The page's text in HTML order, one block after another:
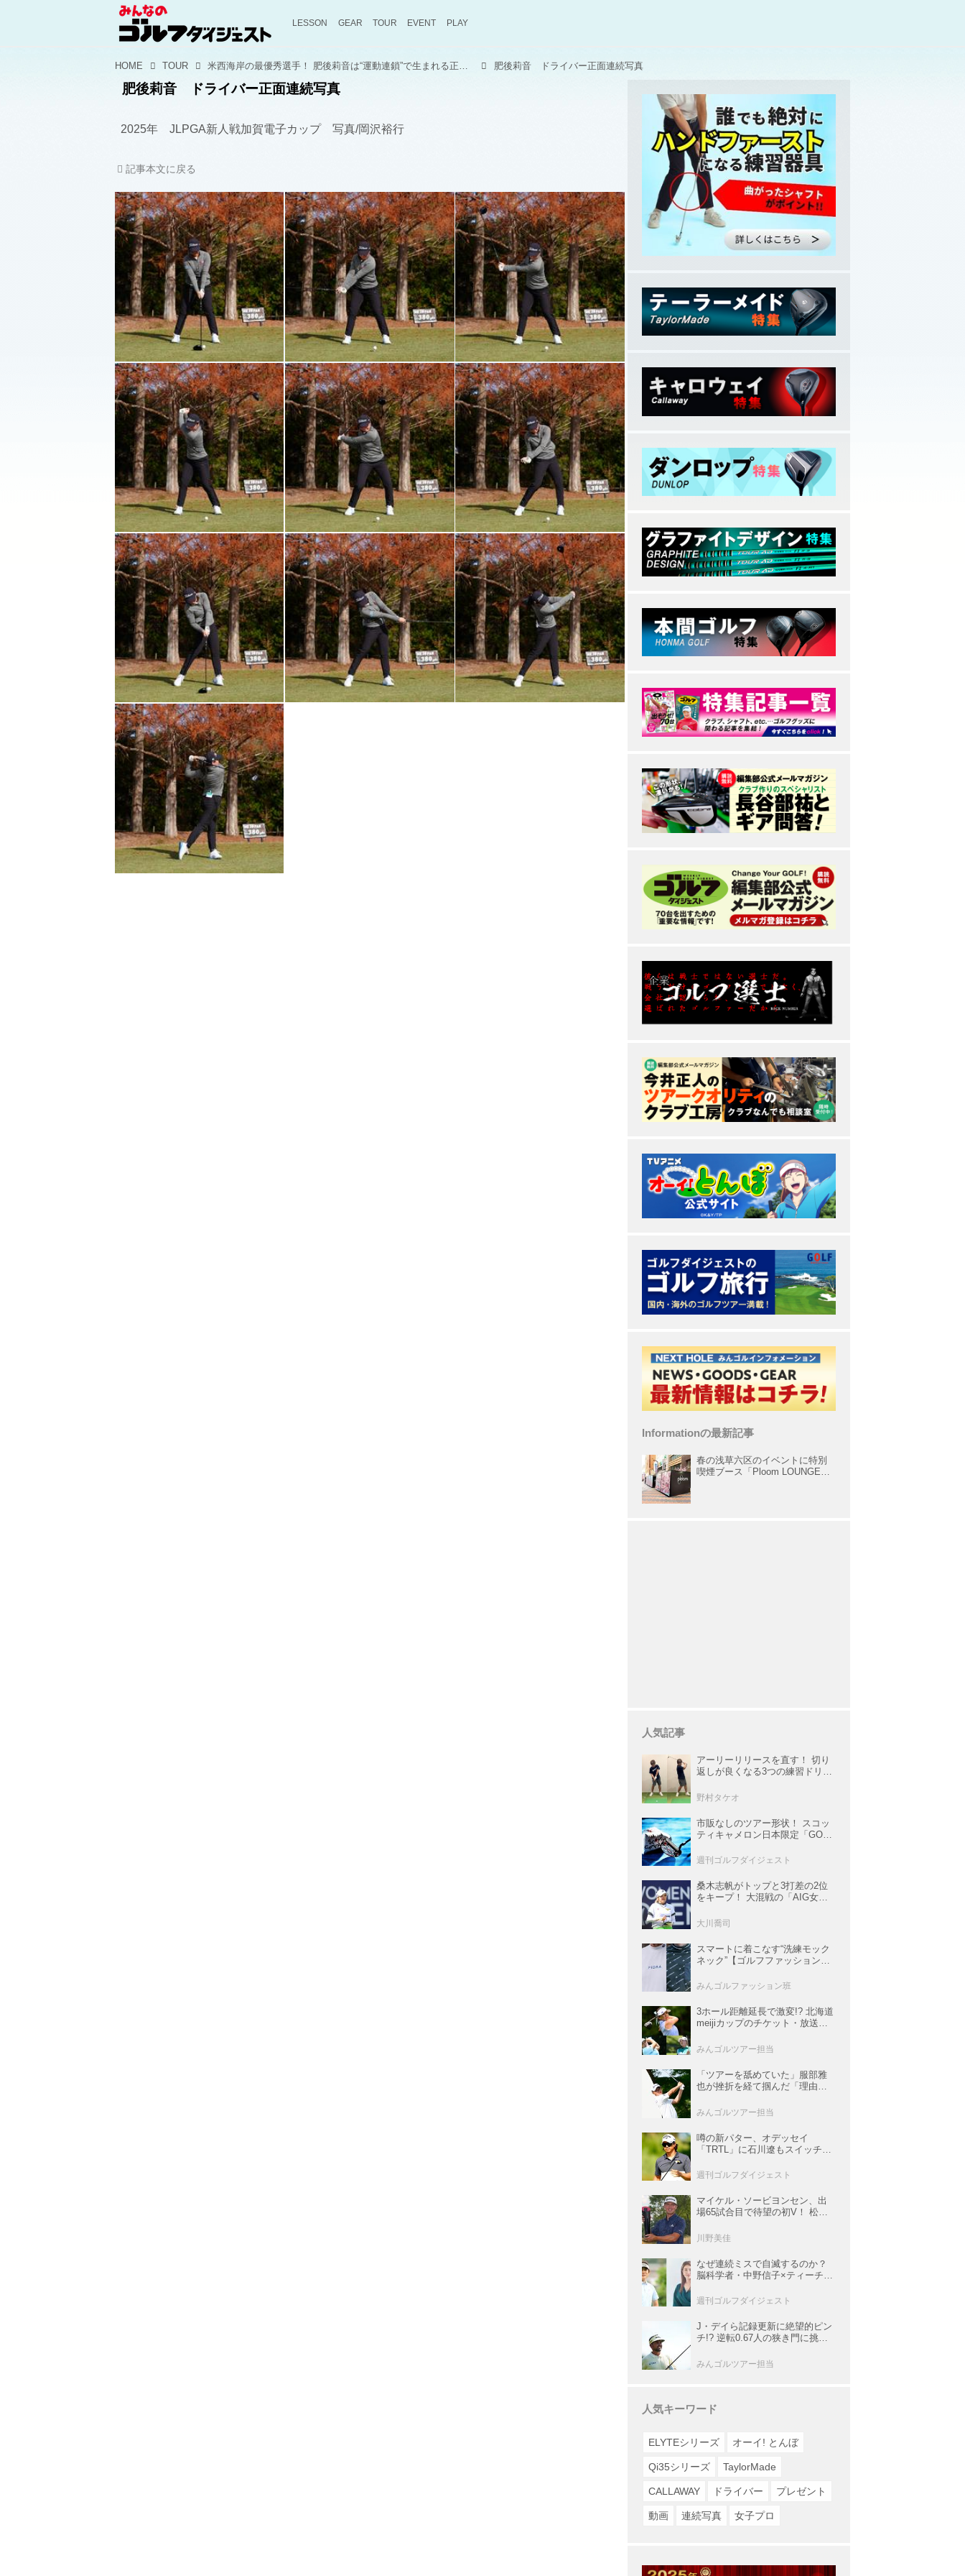
LESSON GEAR TOUR EVENT PLAY
HOME TOUR 米西海岸の最優秀選手！ 肥後莉音は“運動連鎖”で生まれる正確性が武器【新人女子プロのスウィング#16】 肥後莉音 ドライバー正面連続写真
肥後莉音 ドライバー正面連続写真
2025年 JLPGA新人戦加賀電子カップ 写真/岡沢裕行
記事本文に戻る
Informationの最新記事
春の浅草六区のイベントに特別
喫煙ブース「Ploom LOUNGE」
人気記事
アーリーリリースを直す！ 切り
返しが良くなる3つの練習ドリル
野村タケオ
市販なしのツアー形状！ スコッ
ティキャメロン日本限定「GOLO
ロンマニア宣言】
週刊ゴルフダイジェスト
桑木志帆がトップと3打差の2位
をキープ！ 大混戦の「AIG女子
佳も逆転圏内で運命の最終日へ
大川喬司
スマートに着こなす“洗練モック
ネック”【ゴルフファッションス
みんゴルファッション班
3ホール距離延長で激変!? 北海道
meijiカップのチケット・放送＆
メント観戦ガイド】
みんゴルツアー担当
「ツアーを舐めていた」服部雅
也が挫折を経て掴んだ「理由あ
ー次世代スター列伝#45】
みんゴルツアー担当
噂の新パター、オデッセイ
「TRTL」に石川遼もスイッチ！
績上昇中
週刊ゴルフダイジェスト
マイケル・ソービヨンセン、出
場65試合目で待望の初V！ 松山
【米男子ツアー】
川野美佳
なぜ連続ミスで自滅するのか？
脳科学者・中野信子×ティーチン
攻略法
週刊ゴルフダイジェスト
J・デイら記録更新に絶望的ピン
チ!? 逆転0.67人の狭き門に挑む
ー】
みんゴルツアー担当
人気キーワード
ELYTEシリーズ オーイ! とんぼ
Qi35シリーズ TaylorMade
CALLAWAY ドライバー プレゼント
動画 連続写真 女子プロ